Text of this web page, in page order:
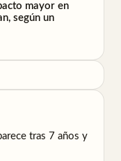
mayor en
según un
tras 7 años y